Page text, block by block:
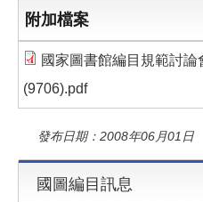
附加檔案
國家圖書館編目規範討論
(9706).pdf
發布日期：2008年06月01
國圖編目訊息